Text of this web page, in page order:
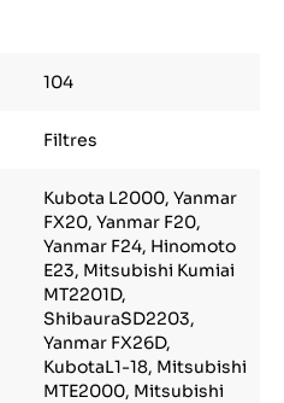
104
Filtres
Kubota L2000, Yanmar
FX20, Yanmar F20,
Yanmar F24, Hinomoto
E23, Mitsubishi Kumiai
MT2201D,
ShibauraSD2203,
Yanmar FX26D,
KubotaL1-18, Mitsubishi
MTE2000, Mitsubishi